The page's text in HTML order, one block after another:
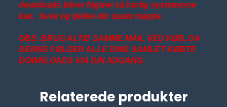
downloads bliver frigivet så hurtig systemerne
kan, husk og tjekke din spam mappe.
OBS: BRUG ALTID SAMME MAIL VED KØB, DA
DENNE FØLGER ALLE DINE SAMLET KØBTE
DOWNLOADS VIA DIN ADGANG.
Relaterede produkter